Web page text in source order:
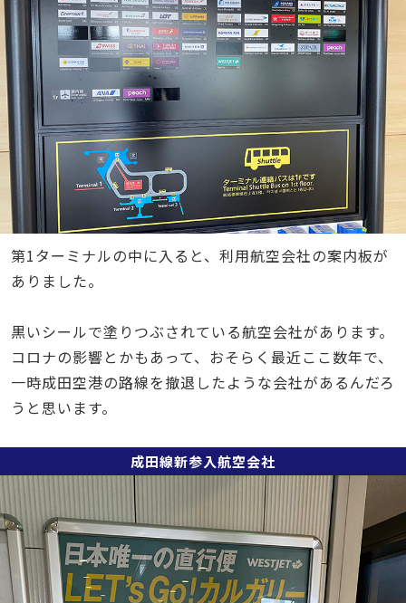
第1ターミナルの中に入ると、利用航空会社の案内板が
ありました。
黒いシールで塗りつぶされている航空会社があります。
コロナの影響とかもあって、おそらく最近ここ数年で、
一時成田空港の路線を撤退したような会社があるんだろ
うと思います。
成田線新参入航空会社